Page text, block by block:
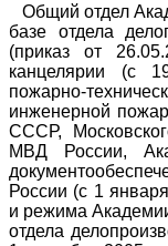
Общий отдел
базе отдела
(приказ от
канцелярии (с
пожарно-
инженерной
СССР,
МВД России,
России (с 1
и режима
отдела